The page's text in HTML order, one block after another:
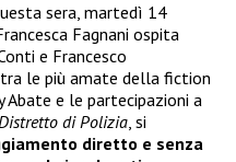
sera, martedì 14
Fagnani ospita
e Francesco
le più amate della fiction
Abate e le partecipazioni a
di Polizia, si
diretto e senza